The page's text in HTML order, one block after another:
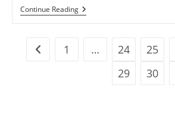
Continue ReadingSeblak
Kuah
Berbumbu
Khas
Go to the previous page
1 … 24 25
29
30